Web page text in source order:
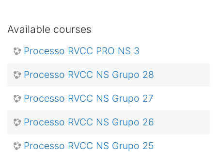
Available courses
Processo RVCC PRO NS 3
Processo RVCC NS Grupo 28
Processo RVCC NS Grupo 27
Processo RVCC NS Grupo 26
Processo RVCC NS Grupo 25